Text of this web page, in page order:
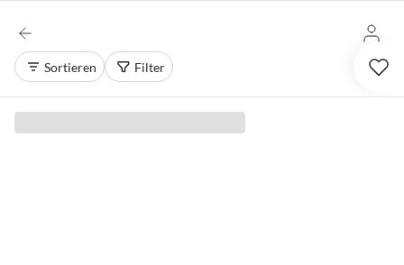
Sortieren Filter